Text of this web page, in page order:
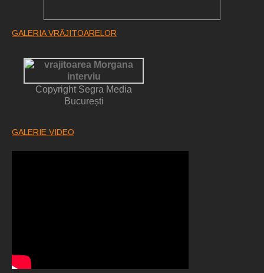
GALERIA VRĂJITOARELOR
Copyright Segra Media
București
GALERIE VIDEO